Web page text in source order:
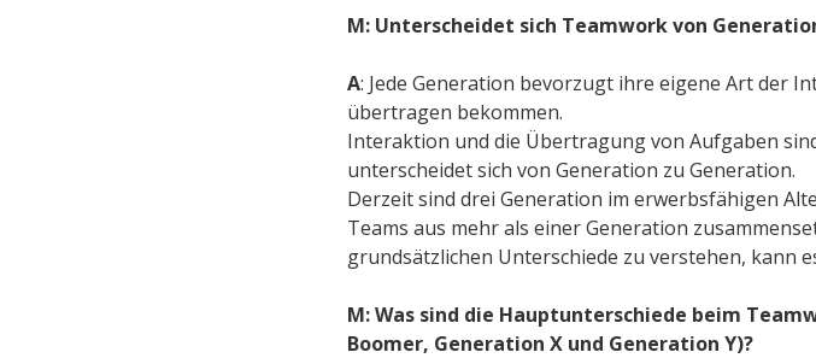
M: Unterscheidet sich Teamwork von
A: Jede Generation bevorzugt ihre eigene Art der
übertragen bekommen.
Interaktion und die Übertragung von Aufgaben
unterscheidet sich von Generation zu Generation.
Derzeit sind drei Generation im erwerbsfähigen
Teams aus mehr als einer Generation
grundsätzlichen Unterschiede zu verstehen, kann
M: Was sind die Hauptunterschiede beim
Boomer, Generation X und Generation Y)?